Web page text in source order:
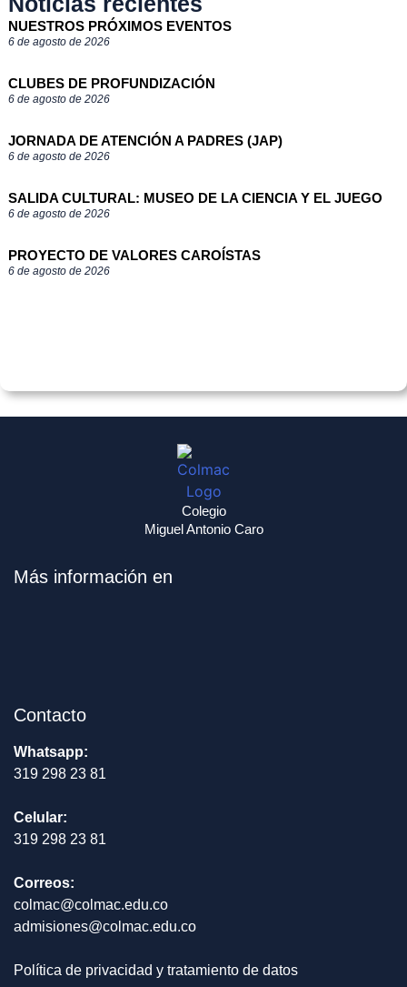
NUESTROS PRÓXIMOS EVENTOS
6 de agosto de 2026
CLUBES DE PROFUNDIZACIÓN
6 de agosto de 2026
JORNADA DE ATENCIÓN A PADRES (JAP)
6 de agosto de 2026
SALIDA CULTURAL: MUSEO DE LA CIENCIA Y EL JUEGO
6 de agosto de 2026
PROYECTO DE VALORES CAROÍSTAS
6 de agosto de 2026
Colegio
Miguel Antonio Caro
Más información en
Contacto
Whatsapp:
319 298 23 81
Celular:
319 298 23 81
Correos:
colmac@colmac.edu.co
admisiones@colmac.edu.co
Política de privacidad y tratamiento de datos